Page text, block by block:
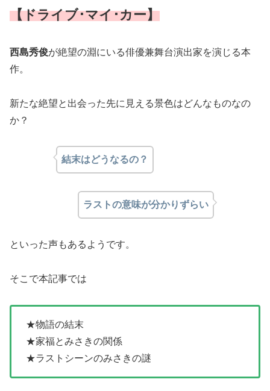
【ドライブ･マイ･カー】
西島秀俊が絶望の淵にいる俳優兼舞台演出家を演じる本
作。
新たな絶望と出会った先に見える景色はどんなものなの
か？
結末はどうなるの？
ラストの意味が分かりずらい
といった声もあるようです。
そこで本記事では
★物語の結末
★家福とみさきの関係
★ラストシーンのみさきの謎